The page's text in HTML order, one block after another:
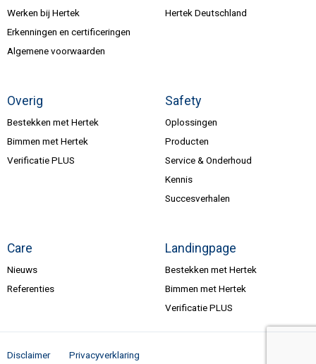
Werken bij Hertek
Erkenningen en certificeringen
Algemene voorwaarden
Hertek Deutschland
Overig
Bestekken met Hertek
Bimmen met Hertek
Verificatie PLUS
Safety
Oplossingen
Producten
Service & Onderhoud
Kennis
Succesverhalen
Care
Nieuws
Referenties
Landingpage
Bestekken met Hertek
Bimmen met Hertek
Verificatie PLUS
Disclaimer Privacyverklaring